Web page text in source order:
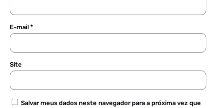
E-mail *
Site
Salvar meus dados neste navegador para a próxima vez que